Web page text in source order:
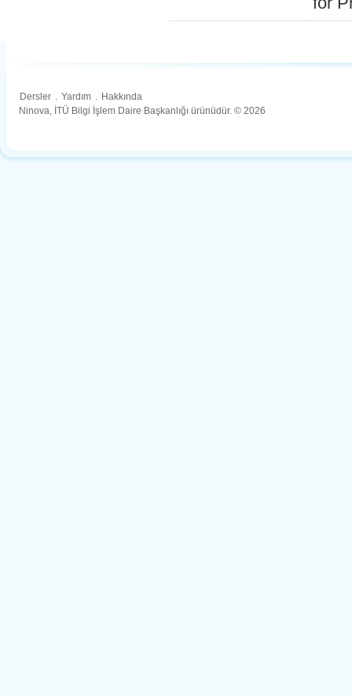
Dersler . Yardım . Hakkında
Ninova, İTÜ Bilgi İşlem Daire Başkanlığı ürünüdür. © 2026